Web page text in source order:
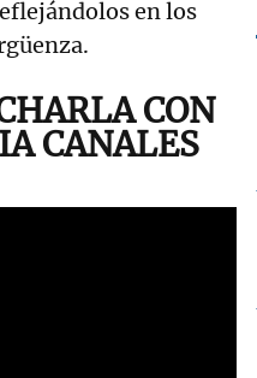
en los
CON
CANALES